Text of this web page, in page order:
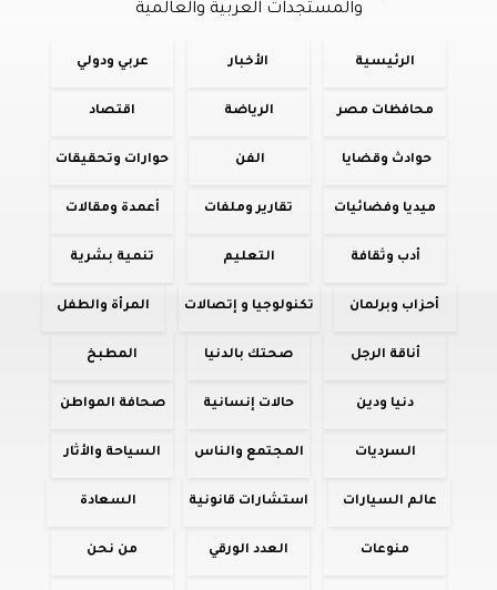
والمستجدات العربية والعالمية
الرئيسية الأخبار عربي ودولي
محافظات مصر الرياضة اقتصاد
حوادث وقضايا الفن حوارات وتحقيقات
ميديا وفضائيات تقارير وملفات أعمدة ومقالات
أدب وثقافة التعليم تنمية بشرية
أحزاب وبرلمان تكنولوجيا و إتصالات المرأة والطفل
أناقة الرجل صحتك بالدنيا المطبخ
دنيا ودين حالات إنسانية صحافة المواطن
السرديات المجتمع والناس السياحة والأثار
عالم السيارات استشارات قانونية السعادة
منوعات العدد الورقي من نحن